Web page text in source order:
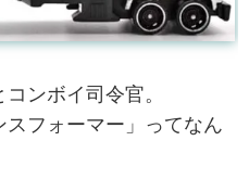
ンボイ司令官。
フォーマー」ってなん